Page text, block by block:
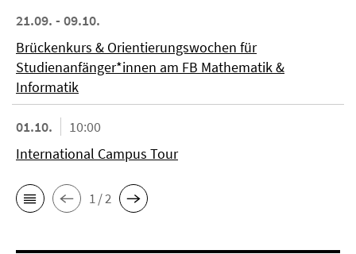
21.09. - 09.10.
Brückenkurs & Orientierungswochen für
Studienanfänger*innen am FB Mathematik &
Informatik
01.10.
10:00
International Campus Tour
1 / 2